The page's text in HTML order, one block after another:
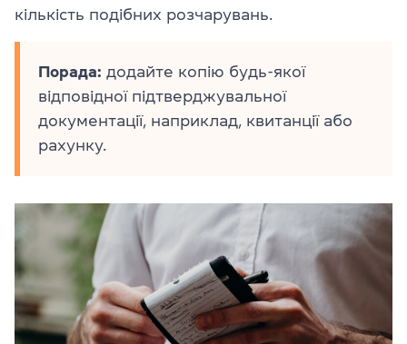
кількість подібних розчарувань.
Порада: додайте копію будь-якої
відповідної підтверджувальної
документації, наприклад, квитанції або
рахунку.